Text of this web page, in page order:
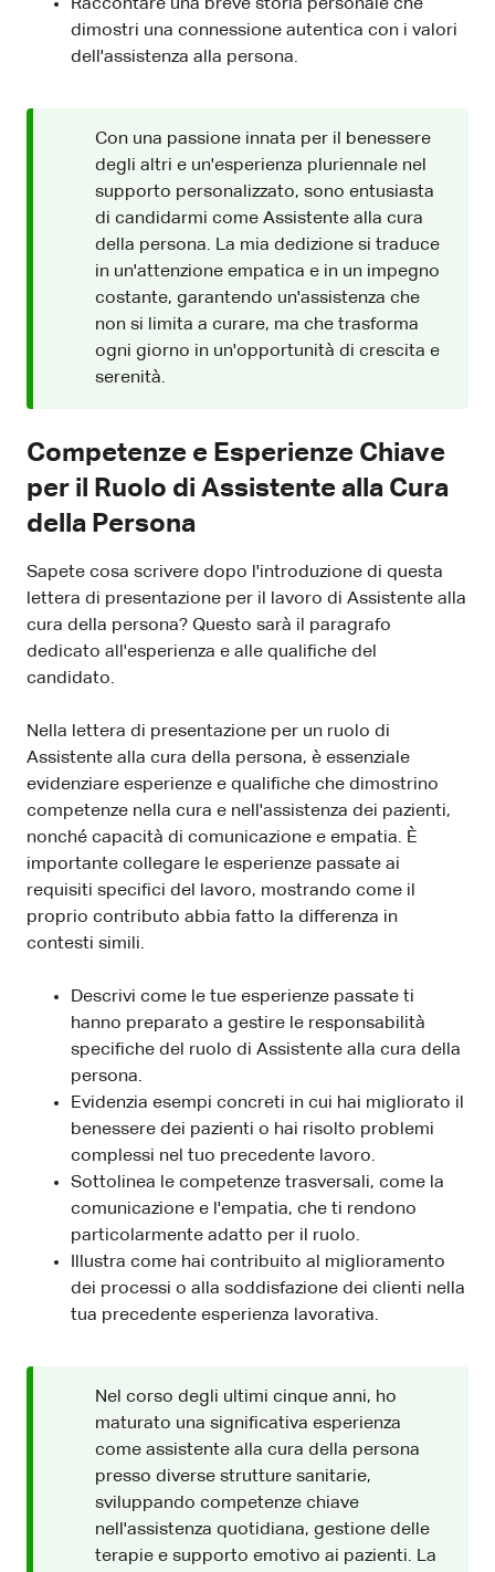
Raccontare una breve storia personale che
dimostri una connessione autentica con i valori
dell'assistenza alla persona.
Con una passione innata per il benessere
degli altri e un'esperienza pluriennale nel
supporto personalizzato, sono entusiasta
di candidarmi come Assistente alla cura
della persona. La mia dedizione si traduce
in un'attenzione empatica e in un impegno
costante, garantendo un'assistenza che
non si limita a curare, ma che trasforma
ogni giorno in un'opportunità di crescita e
serenità.
Competenze e Esperienze Chiave
per il Ruolo di Assistente alla Cura
della Persona
Sapete cosa scrivere dopo l'introduzione di questa
lettera di presentazione per il lavoro di Assistente alla
cura della persona? Questo sarà il paragrafo
dedicato all'esperienza e alle qualifiche del
candidato.
Nella lettera di presentazione per un ruolo di
Assistente alla cura della persona, è essenziale
evidenziare esperienze e qualifiche che dimostrino
competenze nella cura e nell'assistenza dei pazienti,
nonché capacità di comunicazione e empatia. È
importante collegare le esperienze passate ai
requisiti specifici del lavoro, mostrando come il
proprio contributo abbia fatto la differenza in
contesti simili.
Descrivi come le tue esperienze passate ti
hanno preparato a gestire le responsabilità
specifiche del ruolo di Assistente alla cura della
persona.
Evidenzia esempi concreti in cui hai migliorato il
benessere dei pazienti o hai risolto problemi
complessi nel tuo precedente lavoro.
Sottolinea le competenze trasversali, come la
comunicazione e l'empatia, che ti rendono
particolarmente adatto per il ruolo.
Illustra come hai contribuito al miglioramento
dei processi o alla soddisfazione dei clienti nella
tua precedente esperienza lavorativa.
Nel corso degli ultimi cinque anni, ho
maturato una significativa esperienza
come assistente alla cura della persona
presso diverse strutture sanitarie,
sviluppando competenze chiave
nell'assistenza quotidiana, gestione delle
terapie e supporto emotivo ai pazienti. La